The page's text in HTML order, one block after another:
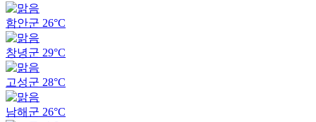
함안군 26°C
창녕군 29°C
고성군 28°C
남해군 26°C